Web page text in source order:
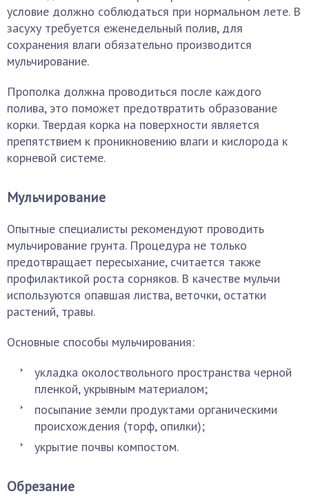
условие должно соблюдаться при нормальном лете. В
засуху требуется еженедельный полив, для
сохранения влаги обязательно производится
мульчирование.
Прополка должна проводиться после каждого
полива, это поможет предотвратить образование
корки. Твердая корка на поверхности является
препятствием к проникновению влаги и кислорода к
корневой системе.
Мульчирование
Опытные специалисты рекомендуют проводить
мульчирование грунта. Процедура не только
предотвращает пересыхание, считается также
профилактикой роста сорняков. В качестве мульчи
используются опавшая листва, веточки, остатки
растений, травы.
Основные способы мульчирования:
укладка околоствольного пространства черной
пленкой, укрывным материалом;
посыпание земли продуктами органическими
происхождения (торф, опилки);
укрытие почвы компостом.
Обрезание